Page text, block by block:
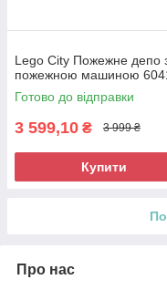
Lego City Пожежне депо
пожежною машиною
Готово до відправки
3 599,10 ₴ 3 999 ₴
Купити
Про нас